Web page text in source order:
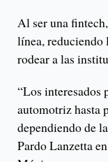
Al ser una
línea, reduciendo
rodear a las
“Los interesados
automotriz hasta
dependiendo de
Pardo Lanzetta